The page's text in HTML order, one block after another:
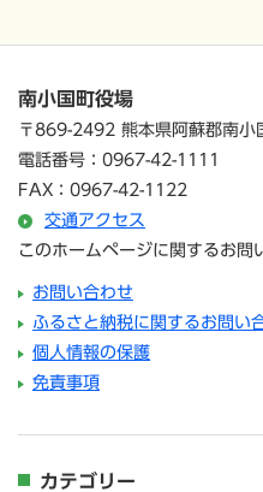
南小国町役場
〒869-2492 熊本県阿蘇郡南小
電話番号：0967-42-1111
FAX：0967-42-1122
交通アクセス
このホームページに関するお問
お問い合わせ
ふるさと納税に関するお問い
個人情報の保護
免責事項
カテゴリー